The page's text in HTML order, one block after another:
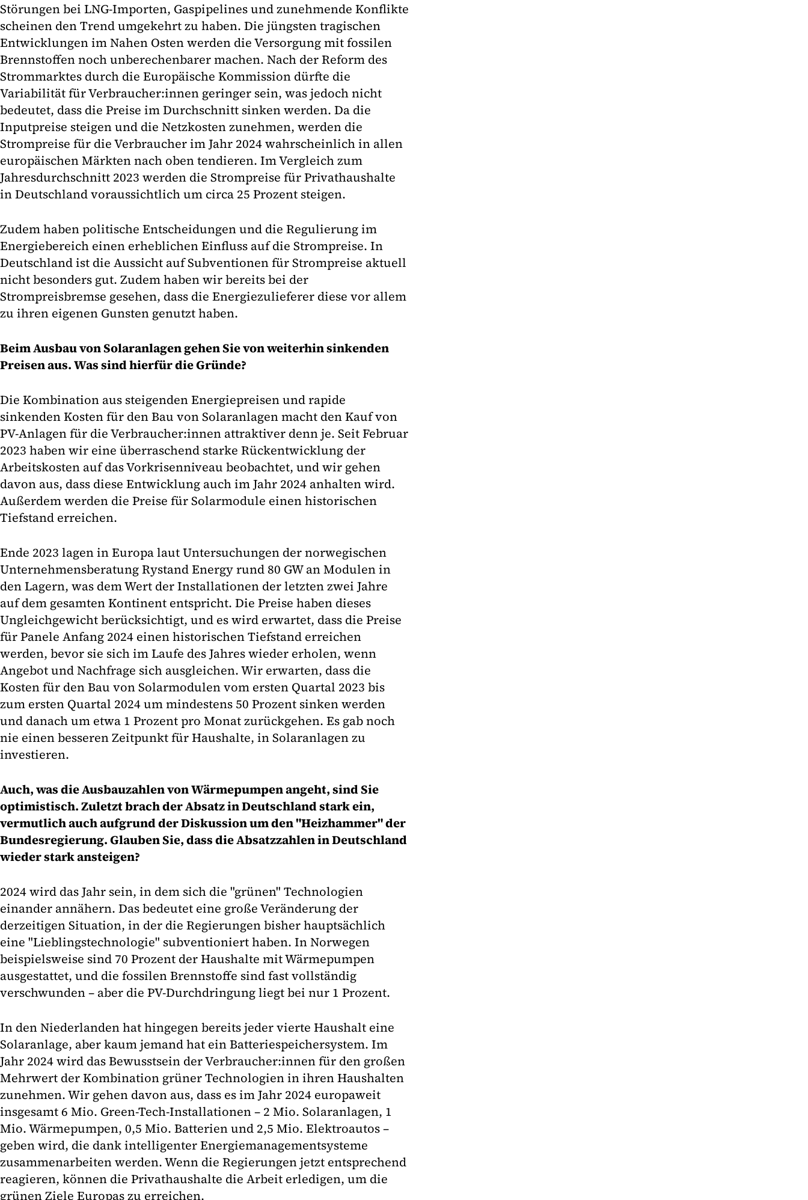
Störungen bei LNG-Importen, Gaspipelines und zunehmende Konflikte
scheinen den Trend umgekehrt zu haben. Die jüngsten tragischen
Entwicklungen im Nahen Osten werden die Versorgung mit fossilen
Brennstoffen noch unberechenbarer machen. Nach der Reform des
Strommarktes durch die Europäische Kommission dürfte die
Variabilität für Verbraucher:innen geringer sein, was jedoch nicht
bedeutet, dass die Preise im Durchschnitt sinken werden. Da die
Inputpreise steigen und die Netzkosten zunehmen, werden die
Strompreise für die Verbraucher im Jahr 2024 wahrscheinlich in allen
europäischen Märkten nach oben tendieren. Im Vergleich zum
Jahresdurchschnitt 2023 werden die Strompreise für Privathaushalte
in Deutschland voraussichtlich um circa 25 Prozent steigen.
Zudem haben politische Entscheidungen und die Regulierung im
Energiebereich einen erheblichen Einfluss auf die Strompreise. In
Deutschland ist die Aussicht auf Subventionen für Strompreise aktuell
nicht besonders gut. Zudem haben wir bereits bei der
Strompreisbremse gesehen, dass die Energiezulieferer diese vor allem
zu ihren eigenen Gunsten genutzt haben.
Beim Ausbau von Solaranlagen gehen Sie von weiterhin sinkenden
Preisen aus. Was sind hierfür die Gründe?
Die Kombination aus steigenden Energiepreisen und rapide
sinkenden Kosten für den Bau von Solaranlagen macht den Kauf von
PV-Anlagen für die Verbraucher:innen attraktiver denn je. Seit Februar
2023 haben wir eine überraschend starke Rückentwicklung der
Arbeitskosten auf das Vorkrisenniveau beobachtet, und wir gehen
davon aus, dass diese Entwicklung auch im Jahr 2024 anhalten wird.
Außerdem werden die Preise für Solarmodule einen historischen
Tiefstand erreichen.
Ende 2023 lagen in Europa laut Untersuchungen der norwegischen
Unternehmensberatung Rystand Energy rund 80 GW an Modulen in
den Lagern, was dem Wert der Installationen der letzten zwei Jahre
auf dem gesamten Kontinent entspricht. Die Preise haben dieses
Ungleichgewicht berücksichtigt, und es wird erwartet, dass die Preise
für Panele Anfang 2024 einen historischen Tiefstand erreichen
werden, bevor sie sich im Laufe des Jahres wieder erholen, wenn
Angebot und Nachfrage sich ausgleichen. Wir erwarten, dass die
Kosten für den Bau von Solarmodulen vom ersten Quartal 2023 bis
zum ersten Quartal 2024 um mindestens 50 Prozent sinken werden
und danach um etwa 1 Prozent pro Monat zurückgehen. Es gab noch
nie einen besseren Zeitpunkt für Haushalte, in Solaranlagen zu
investieren.
Auch, was die Ausbauzahlen von Wärmepumpen angeht, sind Sie
optimistisch. Zuletzt brach der Absatz in Deutschland stark ein,
vermutlich auch aufgrund der Diskussion um den "Heizhammer" der
Bundesregierung. Glauben Sie, dass die Absatzzahlen in Deutschland
wieder stark ansteigen?
2024 wird das Jahr sein, in dem sich die "grünen" Technologien
einander annähern. Das bedeutet eine große Veränderung der
derzeitigen Situation, in der die Regierungen bisher hauptsächlich
eine "Lieblingstechnologie" subventioniert haben. In Norwegen
beispielsweise sind 70 Prozent der Haushalte mit Wärmepumpen
ausgestattet, und die fossilen Brennstoffe sind fast vollständig
verschwunden – aber die PV-Durchdringung liegt bei nur 1 Prozent.
In den Niederlanden hat hingegen bereits jeder vierte Haushalt eine
Solaranlage, aber kaum jemand hat ein Batteriespeichersystem. Im
Jahr 2024 wird das Bewusstsein der Verbraucher:innen für den großen
Mehrwert der Kombination grüner Technologien in ihren Haushalten
zunehmen. Wir gehen davon aus, dass es im Jahr 2024 europaweit
insgesamt 6 Mio. Green-Tech-Installationen – 2 Mio. Solaranlagen, 1
Mio. Wärmepumpen, 0,5 Mio. Batterien und 2,5 Mio. Elektroautos –
geben wird, die dank intelligenter Energiemanagementsysteme
zusammenarbeiten werden. Wenn die Regierungen jetzt entsprechend
reagieren, können die Privathaushalte die Arbeit erledigen, um die
grünen Ziele Europas zu erreichen.